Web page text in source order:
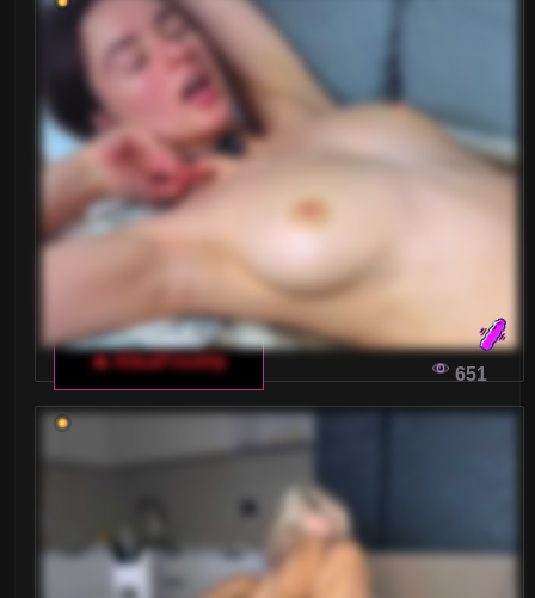
🔥 AlisaFreshly
651